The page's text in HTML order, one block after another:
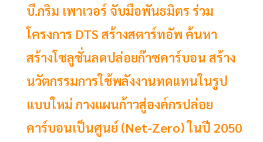
บี.กริม เพาเวอร์ จับมือพันธมิตร ร่วม
โครงการ DTS สร้างสตาร์ทอัพ ค้นหา
สร้างโซลูชั่นลดปล่อยก๊าซคาร์บอน สร้าง
นวัตกรรมการใช้พลังงานทดแทนในรูป
แบบใหม่ กางแผนก้าวสู่องค์กรปล่อย
คาร์บอนเป็นศูนย์ (Net-Zero) ในปี 2050